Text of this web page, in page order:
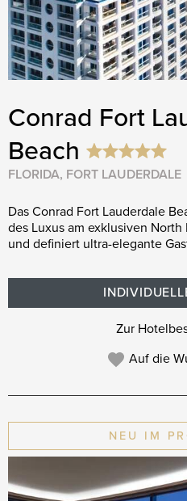
Conrad Fort
Beach
FLORIDA, FORT LAUDERDALE
Das Conrad Fort Lauderdale
des Luxus am exklusiven
und definiert ultra-elegante
Zur
Auf die
NEU IM